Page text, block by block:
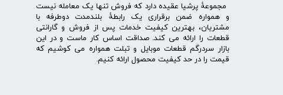
​​ ​مجموعۀ پرشیا عقیده دارد که فروش تنها یک معامله نیست
و همواره ضمن برقراری یک رابطۀ بلندمدت دوطرفه با
مشتریان، بهترین کیفیت خدمات پس از فروش و گارانتی
قطعات را ارائه می­ کند. صداقت اساس کار ماست و در این
بازار سردرگم قطعات موبایل و تبلت همواره می کوشیم که
قیمت را در حد کیفیت محصول ارائه کنیم.